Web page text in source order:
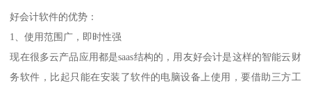
好会计软件的优势：
1、使用范围广，即时性强
现在很多云产品应用都是saas结构的，用友好会计是这样的智能云财
务软件，比起只能在安装了软件的电脑设备上使用，要借助三方工